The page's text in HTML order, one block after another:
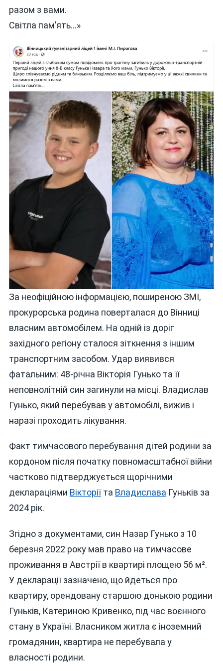
разом з вами.
Світла пам’ять…»
За неофіційною інформацією, поширеною ЗМІ,
прокурорська родина поверталася до Вінниці
власним автомобілем. На одній із доріг
західного регіону сталося зіткнення з іншим
транспортним засобом. Удар виявився
фатальним: 48-річна Вікторія Гунько та її
неповнолітній син загинули на місці. Владислав
Гунько, який перебував у автомобілі, вижив і
наразі проходить лікування.
Факт тимчасового перебування дітей родини за
кордоном після початку повномасштабної війни
частково підтверджується щорічними
деклараціями Вікторіїта Владислава Гуньків за
2024 рік.
Згідно з документами, син Назар Гунько з 10
березня 2022 року мав право на тимчасове
проживання в Австрії в квартирі площею 56 м².
У декларації зазначено, що йдеться про
квартиру, орендовану старшою донькою родини
Гуньків, Катериною Кривенко, під час воєнного
стану в Україні. Власником житла є іноземний
громадянин, квартира не перебувала у
власності родини.